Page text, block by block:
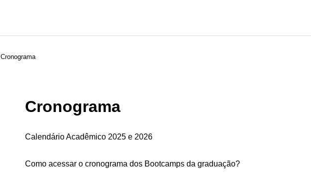
Cronograma
Cronograma
Calendário Acadêmico 2025 e 2026
Como acessar o cronograma dos Bootcamps da graduação?